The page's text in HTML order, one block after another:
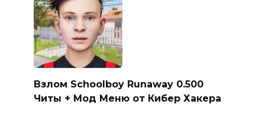
Взлом Schoolboy Runaway 0.500
Читы + Мод Меню от Кибер Хакера